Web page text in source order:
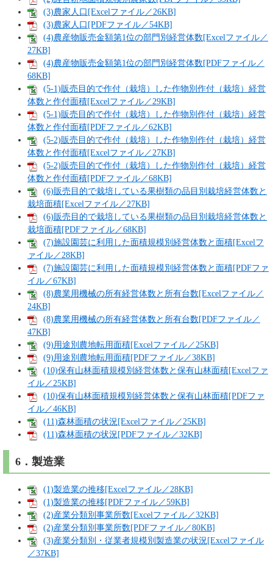
(3)農家人口[Excelファイル／26KB]
(3)農家人口[PDFファイル／54KB]
(4)農産物販売金額第1位の部門別経営体数[Excelファイル／
27KB]
(4)農産物販売金額第1位の部門別経営体数[PDFファイル／
68KB]
(5-1)販売目的で作付（栽培）した作物別作付（栽培）経営
体数と作付面積[Excelファイル／29KB]
(5-1)販売目的で作付（栽培）した作物別作付（栽培）経営
体数と作付面積[PDFファイル／62KB]
(5-2)販売目的で作付（栽培）した作物別作付（栽培）経営
体数と作付面積[Excelファイル／27KB]
(5-2)販売目的で作付（栽培）した作物別作付（栽培）経営
体数と作付面積[PDFファイル／68KB]
(6)販売目的で栽培している果樹類の品目別栽培経営体数と
栽培面積[Excelファイル／27KB]
(6)販売目的で栽培している果樹類の品目別栽培経営体数と
栽培面積[PDFファイル／68KB]
(7)施設園芸に利用した面積規模別経営体数と面積[Excelフ
ァイル／28KB]
(7)施設園芸に利用した面積規模別経営体数と面積[PDFファ
イル／67KB]
(8)農業用機械の所有経営体数と所有台数[Excelファイル／
24KB]
(8)農業用機械の所有経営体数と所有台数[PDFファイル／
47KB]
(9)用途別農地転用面積[Excelファイル／25KB]
(9)用途別農地転用面積[PDFファイル／38KB]
(10)保有山林面積規模別経営体数と保有山林面積[Excelファ
イル／25KB]
(10)保有山林面積規模別経営体数と保有山林面積[PDFファ
イル／46KB]
(11)森林面積の状況[Excelファイル／25KB]
(11)森林面積の状況[PDFファイル／32KB]
6．製造業
(1)製造業の推移[Excelファイル／28KB]
(1)製造業の推移[PDFファイル／59KB]
(2)産業分類別事業所数[Excelファイル／32KB]
(2)産業分類別事業所数[PDFファイル／80KB]
(3)産業分類別・従業者規模別製造業の状況[Excelファイル
／37KB]